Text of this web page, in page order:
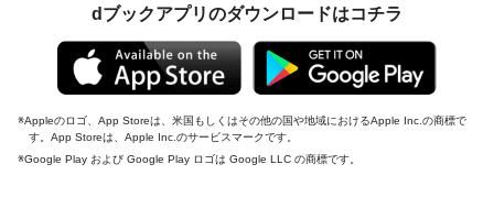
dブックアプリのダウンロードはコチラ
Appleのロゴ、App Storeは、米国もしくはその他の国や地域におけるApple Inc.の商標で
す。App Storeは、Apple Inc.のサービスマークです。
Google Play および Google Play ロゴは Google LLC の商標です。